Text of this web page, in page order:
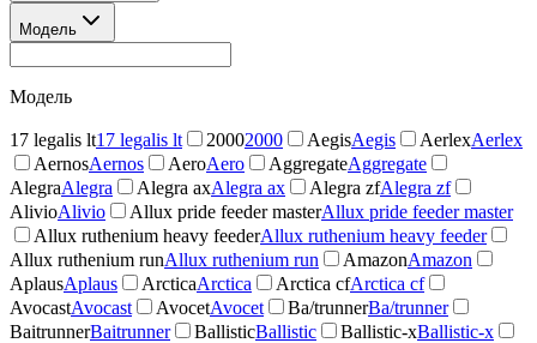
Модель
Модель
17 legalis lt17 legalis lt 20002000 AegisAegis AerlexAerlex
AernosAernos AeroAero AggregateAggregate
AlegraAlegra Alegra axAlegra ax Alegra zfAlegra zf
AlivioAlivio Allux pride feeder masterAllux pride feeder master
Allux ruthenium heavy feederAllux ruthenium heavy feeder
Allux ruthenium runAllux ruthenium run AmazonAmazon
AplausAplaus ArcticaArctica Arctica cfArctica cf
AvocastAvocast AvocetAvocet Ba/trunnerBa/trunner
BaitrunnerBaitrunner BallisticBallistic Ballistic-xBallistic-x